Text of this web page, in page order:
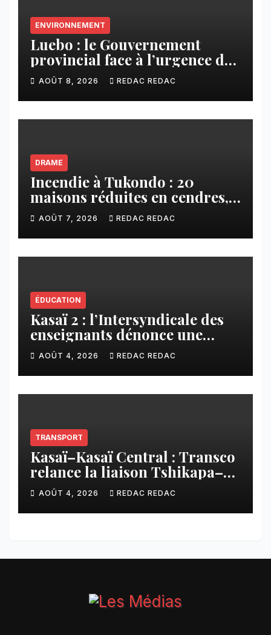
ENVIRONNEMENT
Luebo : le Gouvernement
provincial face à l’urgence des
érosions qui menacent la cité
AOÛT 8, 2026 REDAC REDAC
DRAME
Incendie à Tukondo : 20
maisons réduites en cendres,
plusieurs familles sans abri
AOÛT 7, 2026 REDAC REDAC
ÉDUCATION
Kasaï 2 : l’Intersyndicale des
enseignants dénonce une
contribution financière
imposée aux écoles de la
CNCA
AOÛT 4, 2026 REDAC REDAC
TRANSPORT
Kasaï–Kasaï Central : Transco
relance la liaison Tshikapa–
Tshiamu pour faciliter les
échanges
AOÛT 4, 2026 REDAC REDAC